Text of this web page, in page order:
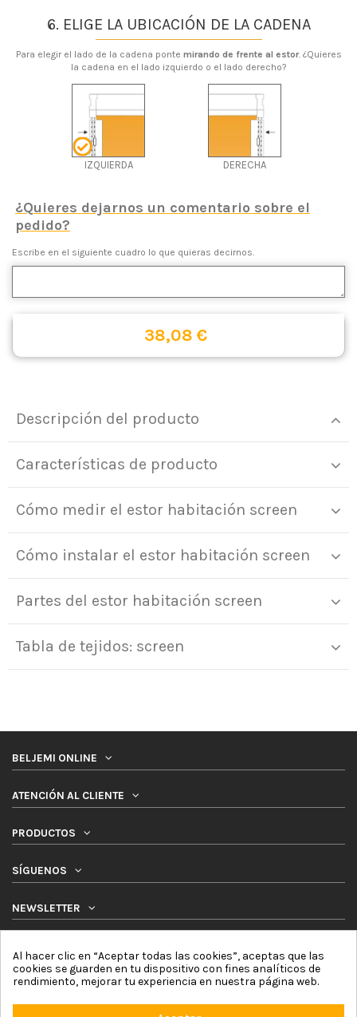
6. ELIGE LA UBICACIÓN DE LA CADENA
Para elegir el lado de la cadena ponte mirando de frente al estor. ¿Quieres
la cadena en el lado izquierdo o el lado derecho?
IZQUIERDA DERECHA
¿Quieres dejarnos un comentario sobre el
pedido?
Escribe en el siguiente cuadro lo que quieras decirnos.
38,08 €
Descripción del producto
Características de producto
Cómo medir el estor habitación screen
Cómo instalar el estor habitación screen
Partes del estor habitación screen
Tabla de tejidos: screen
BELJEMI ONLINE
ATENCIÓN AL CLIENTE
PRODUCTOS
SÍGUENOS
NEWSLETTER
Al hacer clic en “Aceptar todas las cookies”, aceptas que las
cookies se guarden en tu dispositivo con fines analíticos de
rendimiento, mejorar tu experiencia en nuestra página web.